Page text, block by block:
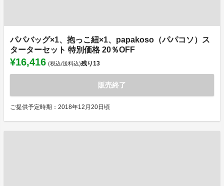
パパバッグ×1、抱っこ紐×1、papakoso（パパコソ）ス
ターターセット 特別価格 20％OFF
¥16,416 (税込/送料込)残り13
販売終了
ご提供予定時期：2018年12月20日頃